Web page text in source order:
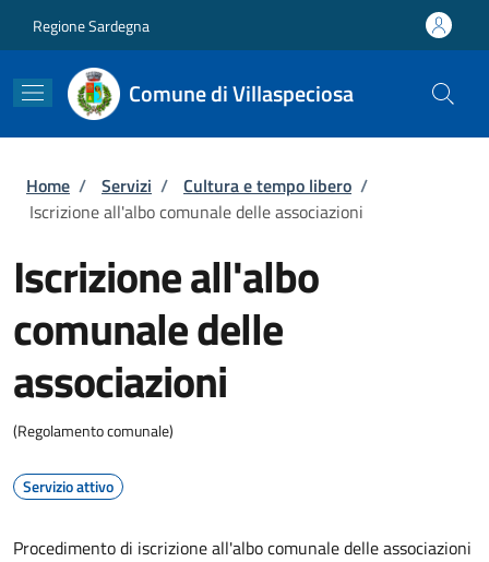
Regione Sardegna
Comune di Villaspeciosa
Briciole di pane
Home / Servizi / Cultura e tempo libero /
Iscrizione all'albo comunale delle associazioni
Iscrizione all'albo
comunale delle
associazioni
(Regolamento comunale)
Servizio attivo
Procedimento di iscrizione all'albo comunale delle associazioni